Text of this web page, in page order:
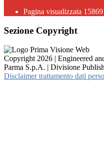
Pagina visualizzata
Sezione Copyright
Copyright 2026 | Engineered
Parma S.p.A. | Divisione
Disclaimer trattamento dati